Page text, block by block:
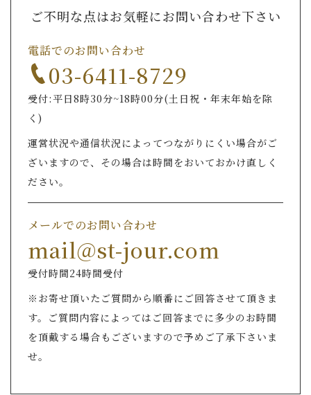
ご不明な点はお気軽にお問い合わせ下さい
電話でのお問い合わせ
03-6411-8729
受付:平日8時30分~18時00分(土日祝・年末年始を除
く)
運営状況や通信状況によってつながりにくい場合がご
ざいますので、その場合は時間をおいておかけ直しく
ださい。
メールでのお問い合わせ
mail@st-jour.com
受付時間24時間受付
※お寄せ頂いたご質問から順番にご回答させて頂きま
す。ご質問内容によってはご回答までに多少のお時間
を頂戴する場合もございますので予めご了承下さいま
せ。